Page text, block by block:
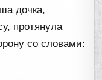
дочка,
протянула
со словами: